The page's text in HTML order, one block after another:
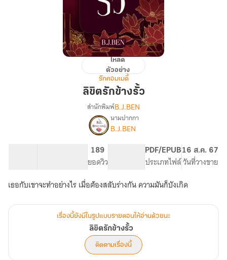
โหลด
ตัวอย่าง
รักคอมเมดี้
ลิขิตรักข้างรั้ว
เรื่อง
ลิขิต
สำนักพิมพ์B.J.BEN
นามปากกา
B.J.BEN
189
ยอดวิว
PDF/EPUB
ประเภทไฟล์
16 ส.ค. 67
วันที่วางขาย
เธอกับเขาจะทำอย่างไร เมื่อต้องสลับร่างกัน ความมันก็บังเกิด
เรื่องนี้ยังมีในรูปแบบรายตอนให้อ่านด้วยนะ
ลิขิตรักข้างรั้ว
ติดตามเรื่องนี้